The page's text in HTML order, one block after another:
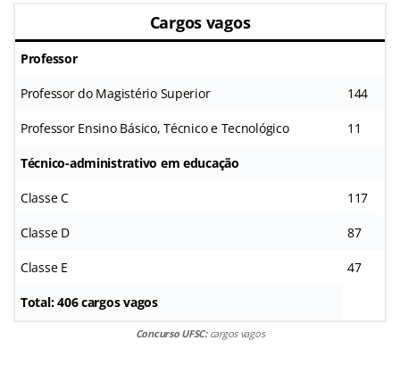
Cargos vagos
Professor
Professor do Magistério Superior 144
Professor Ensino Básico, Técnico e Tecnológico 11
Técnico-administrativo em educação
Classe C 117
Classe D 87
Classe E 47
Total: 406 cargos vagos
Concurso UFSC:cargos vagos